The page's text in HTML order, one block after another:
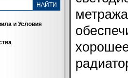
и Условия